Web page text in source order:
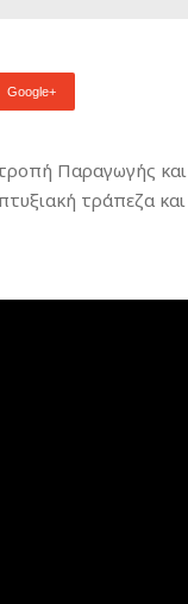
Google+
Παραγωγής
τράπεζα